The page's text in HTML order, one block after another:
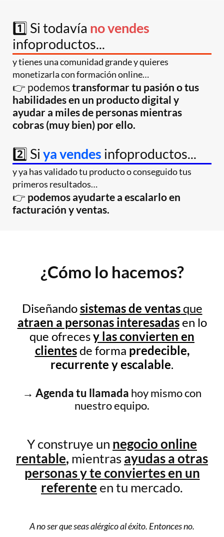
1️⃣ Si todavía no vendes
infoproductos...
y tienes una comunidad grande y quieres
monetizarla con formación online…
👉 podemostransformar tu pasión o tus
habilidades en un producto digital y
ayudar a miles de personas mientras
cobras (muy bien) por ello.
2️⃣ Siya vendes infoproductos...
y ya has validado tu producto o conseguido tus
primeros resultados…
👉 podemos ayudarte a escalarlo en
facturación y ventas.
¿Cómo lo hacemos?
Diseñandosistemas de ventasque
atraen a personas interesadasen lo
que ofrecesy las convierten en
clientesde forma predecible,
recurrente y escalable.
→ Agenda tu llamada hoy mismo con
nuestro equipo.
Y construye un negocio online
rentable, mientrasayudas a otras
personas y te conviertes en un
referente en tu mercado.
A no ser que seas alérgico al éxito. Entonces no.